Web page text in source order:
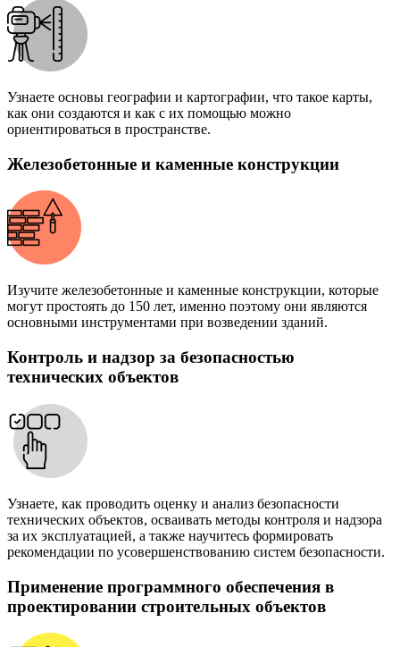
Узнаете основы географии и картографии, что такое карты,
как они создаются и как с их помощью можно
ориентироваться в пространстве.
Железобетонные и каменные конструкции
Изучите железобетонные и каменные конструкции, которые
могут простоять до 150 лет, именно поэтому они являются
основными инструментами при возведении зданий.
Контроль и надзор за безопасностью
технических объектов
Узнаете, как проводить оценку и анализ безопасности
технических объектов, осваивать методы контроля и надзора
за их эксплуатацией, а также научитесь формировать
рекомендации по усовершенствованию систем безопасности.
Применение программного обеспечения в
проектировании строительных объектов